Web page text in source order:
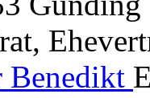
Benedikt